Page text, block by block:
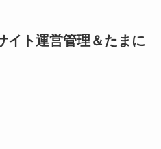
イト運営管理＆たまに